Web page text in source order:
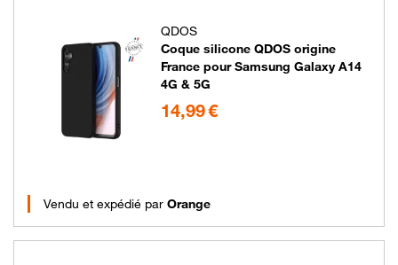
QDOS
Coque silicone QDOS origine
France pour Samsung Galaxy A14
4G & 5G
14,99 €
Vendu et expédié par Orange